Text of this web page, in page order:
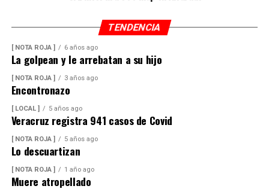
operación del sistema y disminuir las afectaciones
derivadas de fallas en la red.
Con esta ampliación, las autoridades municipales buscan
fortalecer la infraestructura hidráulica en las
comunidades rurales y mejorar el acceso al agua potable
para cientos de familias que durante años enfrentaron
un servicio irregular.
TENDENCIA
[ NOTA ROJA ] 6 años ago
La golpean y le arrebatan a su hijo
[ NOTA ROJA ] 3 años ago
Encontronazo
[ LOCAL ] 5 años ago
Veracruz registra 941 casos de Covid
[ NOTA ROJA ] 5 años ago
Lo descuartizan
[ NOTA ROJA ] 1 año ago
Muere atropellado